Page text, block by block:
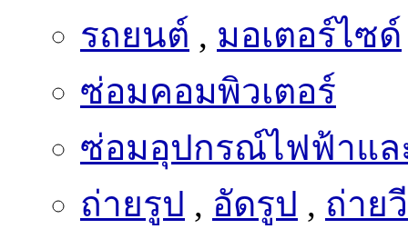
รถยนต์ , มอเตอร์ไซด์
ซ่อมคอมพิวเตอร์
ซ่อมอุปกรณ์ไฟฟ้าแล
ถ่ายรูป , อัดรูป , ถ่าย